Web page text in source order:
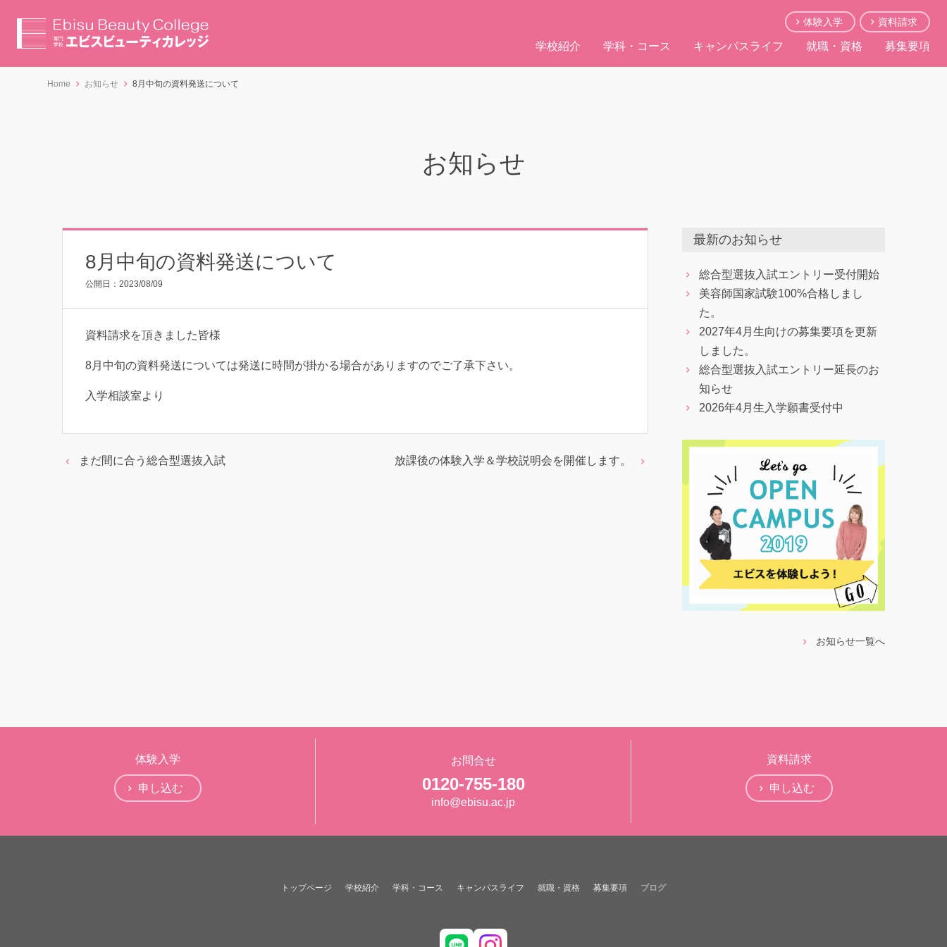
体験入学 資料請求
学校紹介 学科・コース キャンパスライフ 就職・資格 募集要項
Home お知らせ 8月中旬の資料発送について
お知らせ
8月中旬の資料発送について
公開日： 2023/08/09
資料請求を頂きました皆様
8月中旬の資料発送については発送に時間が掛かる場合がありますのでご了承下さい。
入学相談室より
まだ間に合う総合型選抜入試 放課後の体験入学＆学校説明会を開催します。
最新のお知らせ
総合型選抜入試エントリー受付開始
美容師国家試験100%合格しまし
た。
2027年4月生向けの募集要項を更新
しました。
総合型選抜入試エントリー延長のお
知らせ
2026年4月生入学願書受付中
お知らせ一覧へ
体験入学
申し込む
お問合せ
0120-755-180
info@ebisu.ac.jp
資料請求
申し込む
トップページ 学校紹介 学科・コース キャンパスライフ 就職・資格 募集要項 ブログ